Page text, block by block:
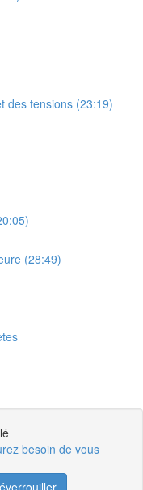
des tensions (23:19)
(28:49)
besoin de vous